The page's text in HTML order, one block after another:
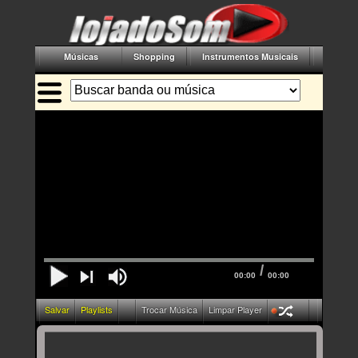
Músicas Shopping Instrumentos Musicais
00:00 / 00:00
Salvar Playlists Trocar Música Limpar Player